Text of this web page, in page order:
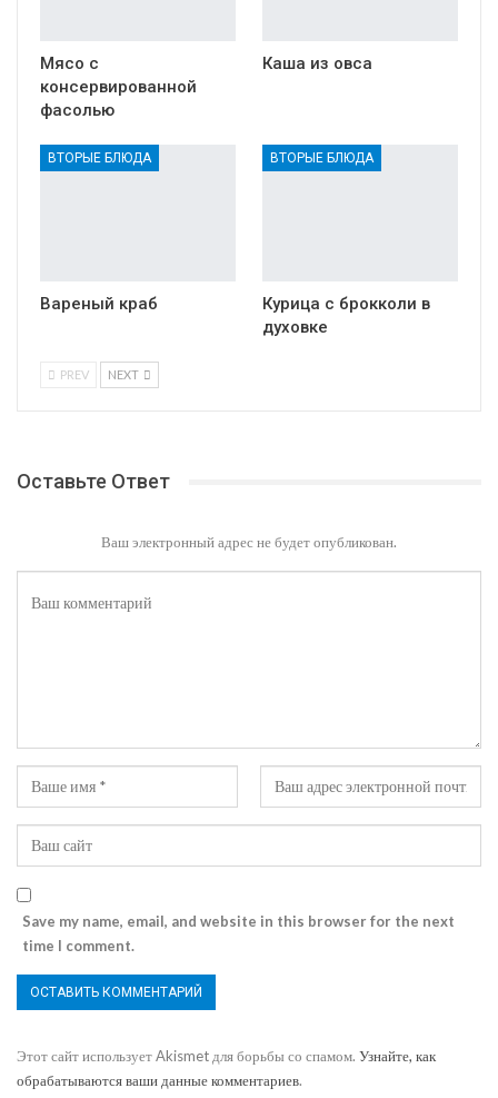
Мясо с
консервированной
фасолью
Каша из овса
ВТОРЫЕ БЛЮДА
Вареный краб
ВТОРЫЕ БЛЮДА
Курица с брокколи в
духовке
PREV NEXT
Оставьте Ответ
Ваш электронный адрес не будет опубликован.
Save my name, email, and website in this browser for the next
time I comment.
Этот сайт использует Akismet для борьбы со спамом. Узнайте, как
обрабатываются ваши данные комментариев.